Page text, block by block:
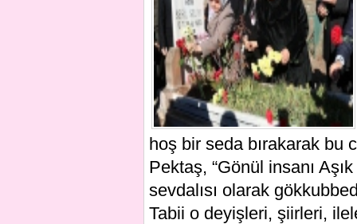
hoş bir seda bırakarak bu
Pektaş, “Gönül insanı
sevdalısı olarak
Tabii o deyişleri, şiirleri,